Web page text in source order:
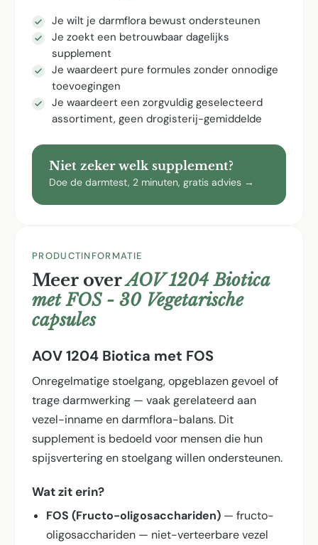
Je wilt je darmflora bewust ondersteunen
Je zoekt een betrouwbaar dagelijks
supplement
Je waardeert pure formules zonder onnodige
toevoegingen
Je waardeert een zorgvuldig geselecteerd
assortiment, geen drogisterij-gemiddelde
Niet zeker welk supplement?
Doe de darmtest, 2 minuten, gratis advies →
PRODUCTINFORMATIE
Meer overAOV 1204 Biotica
met FOS - 30 Vegetarische
capsules
AOV 1204 Biotica met FOS
Onregelmatige stoelgang, opgeblazen gevoel of
trage darmwerking — vaak gerelateerd aan
vezel-inname en darmflora-balans. Dit
supplement is bedoeld voor mensen die hun
spijsvertering en stoelgang willen ondersteunen.
Wat zit erin?
FOS (Fructo-oligosacchariden) — fructo-
oligosacchariden — niet-verteerbare vezel